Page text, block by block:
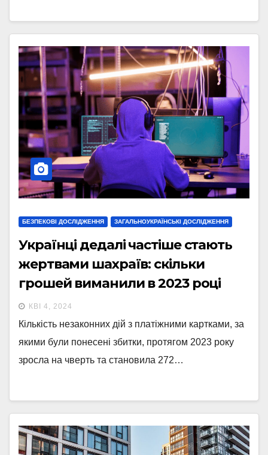
БЕЗПЕКОВІ ДОСЛІДЖЕННЯ ЗАГАЛЬНОУКРАЇНСЬКІ ДОСЛІДЖЕННЯ
Українці дедалі частіше стають
жертвами шахраїв: скільки
грошей виманили в 2023 році
КВІ 4, 2024
Кількість незаконних дій з платіжними картками, за
якими були понесені збитки, протягом 2023 року
зросла на чверть та становила 272…